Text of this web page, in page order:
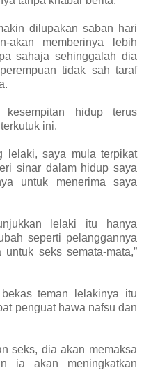
dilupakan saban hari
akan memberinya lebih
sahaja sehinggalah dia
tidak sah taraf
hidup terus
ini.
lelaki, saya mula terpikat
sinar dalam hidup saya
untuk menerima saya
lelaki itu hanya
seperti pelanggannya
seks semata-mata,”
teman lelakinya itu
penguat hawa nafsu dan
seks, dia akan memaksa
ia akan meningkatkan